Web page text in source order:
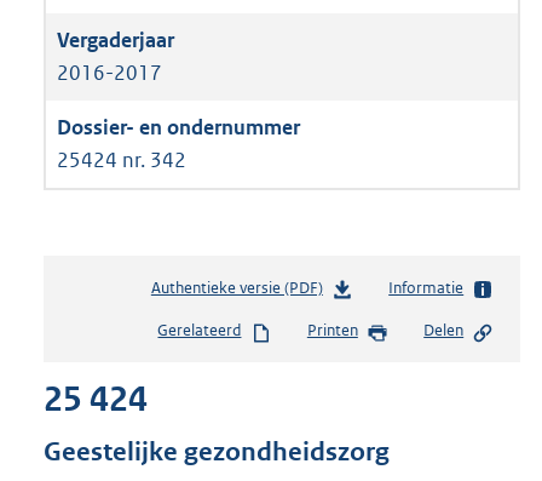
2016-2017
25424 nr. 342
Authentieke versie (PDF)b
s
d
s
Informatie
Gerelateerd Printen Delen
25 424
Geestelijke gezondheidszorg